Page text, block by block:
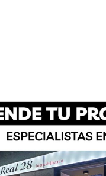
de preguntas
interés general y
finaliza en
la Agenda 2030
sostenibles.